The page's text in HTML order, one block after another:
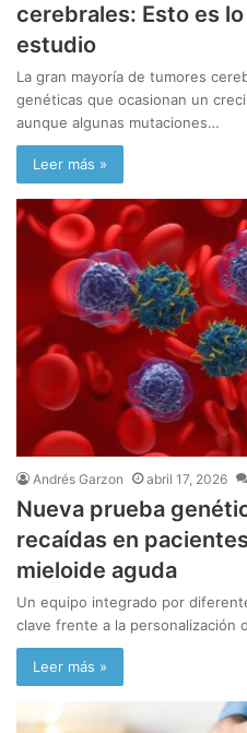
cerebrales: Esto es
estudio
La gran mayoría de tumores
genéticas que ocasionan un
aunque algunas mutaciones…
Leer más »
Andrés Garzon abril 17, 2026
Nueva prueba
recaídas en
mieloide aguda
Un equipo integrado por
clave frente a la personalización
Leer más »